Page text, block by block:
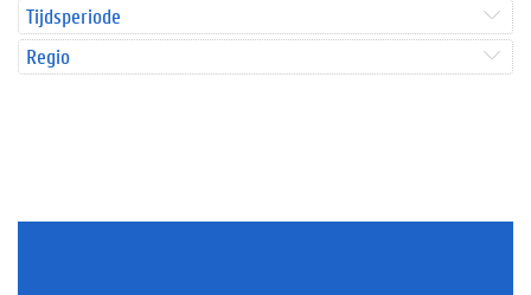
Tijdsperiode
Regio